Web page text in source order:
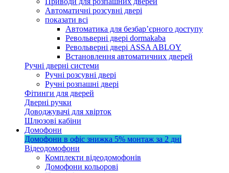
Автоматичні розсувні двері
показати всі
Автоматика для безбар’єрного доступу
Револьверні двері dormakaba
Револьверні двері ASSA ABLOY
Встановлення автоматичних дверей
Ручні дверні системи
Ручні розсувні двері
Ручні розпашні двері
Фітинги для дверей
Дверні ручки
Доводжувачі для хвірток
Шлюзові кабіни
Домофони
Домофони в офіс знижка 5% монтаж за 2 дні
Відеодомофони
Комплекти відеодомофонів
Домофони кольорові